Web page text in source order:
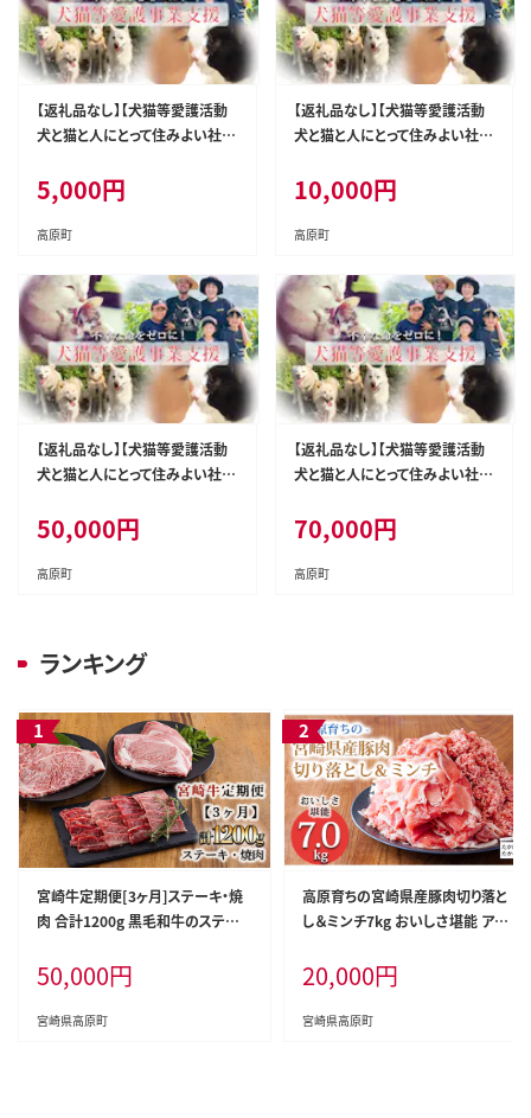
【返礼品なし】【犬猫等愛護活動
犬と猫と人にとって住みよい社会
定非営利活動法人 咲桃虎(さく
もんと) TF3004-P00056
5,000円
高原町
【返礼品なし】【犬猫等愛護活動
犬と猫と人にとって住みよい社会
定非営利活動法人 咲桃虎(さく
もんと) TF3009-P00056
10,000円
高原町
【返礼品なし】【犬猫等愛護活動
犬と猫と人にとって住みよい社会
定非営利活動法人 咲桃虎(さく
もんと) TF3019-P00056
50,000円
高原町
【返礼品なし】【犬猫等愛護活動
犬と猫と人にとって住みよい社会
定非営利活動法人 咲桃虎(さく
もんと) TF3021-P00056
70,000円
高原町
ランキング
宮崎牛定期便[3ヶ月]ステーキ・焼
肉 合計1200g 黒毛和牛のステーキ
ブランド牛 お肉 ステーキ 焼肉 500
00円 5万円］ TF0684-P00020
50,000円
宮崎県高原町
高原育ちの宮崎県産豚肉切り落と
し＆ミンチ7kg おいしさ堪能 アレ
万能食材 生姜焼き しゃぶしゃぶ ハ
ンバーグ 餃子 肉巻き ミートソース
麻婆豆腐] TF0768-P00070
20,000円
宮崎県高原町